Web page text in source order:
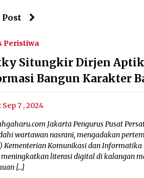
Peristiwa
Situngkir Dirjen
Bangun Karakter
Sep 7 , 2024
Jakarta Pengurus Pusat
wartawan nasrani, mengadakan
Kementerian Komunikasi dan
literasi digital di kalangan
[…]